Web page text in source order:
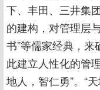
下、丰田、三井集
的建构，对管理层
书”等儒家经典，来
此建立人性化的管
地人，智仁勇”。“